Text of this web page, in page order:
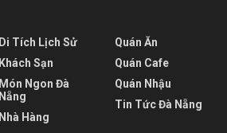
Di Tích Lịch Sử
Khách Sạn
Món Ngon Đà
Nẵng
Nhà Hàng
Quán Ăn
Quán Cafe
Quán Nhậu
Tin Tức Đà Nẵng